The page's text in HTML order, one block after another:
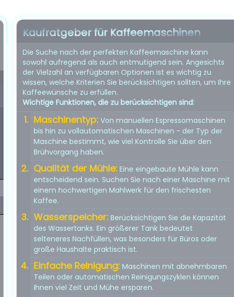
Kaufratgeber für Kaffeemaschinen
Die Suche nach der perfekten Kaffeemaschine kann
sowohl aufregend als auch entmutigend sein. Angesichts
der Vielzahl an verfügbaren Optionen ist es wichtig zu
wissen, welche Kriterien Sie berücksichtigen sollten, um Ihre
Kaffeewünsche zu erfüllen.
Wichtige Funktionen, die zu berücksichtigen sind:
Maschinentyp: Von manuellen Espressomaschinen
bis hin zu vollautomatischen Maschinen - der Typ der
Maschine bestimmt, wie viel Kontrolle Sie über den
Brühvorgang haben.
Qualität der Mühle: Eine eingebaute Mühle kann
entscheidend sein. Suchen Sie nach einer Maschine mit
einem hochwertigen Mahlwerk für den frischesten
Kaffee.
Wasserspeicher: Berücksichtigen Sie die Kapazität
des Wassertanks. Ein größerer Tank bedeutet
selteneres Nachfüllen, was besonders für Büros oder
große Haushalte praktisch ist.
Einfache Reinigung: Maschinen mit abnehmbaren
Teilen oder automatischen Reinigungszyklen können
Ihnen viel Zeit und Mühe ersparen.